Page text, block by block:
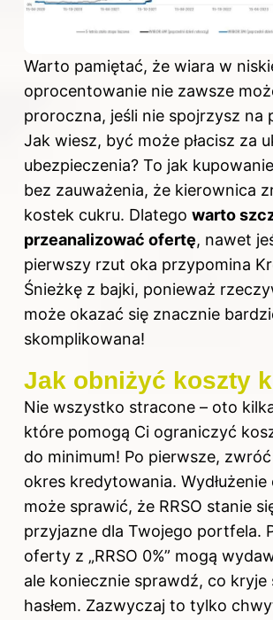
Warto pamiętać, że wiara w
oprocentowanie nie zawsze
proroczna, jeśli nie spojrzysz na
Jak wiesz, być może płacisz za
ubezpieczenia? To jak
bez zauważenia, że kierownica
kostek cukru. Dlatego warto
przeanalizować ofertę, nawet
pierwszy rzut oka przypomina
Śnieżkę z bajki, ponieważ
może okazać się znacznie
skomplikowana!
Jak obniżyć koszty
Nie wszystko stracone – oto
które pomogą Ci ograniczyć
do minimum! Po pierwsze,
okres kredytowania. Wydłużenie
może sprawić, że RRSO stanie
przyjazne dla Twojego portfela.
oferty z „RRSO 0%” mogą
ale koniecznie sprawdź, co kryje
hasłem. Zazwyczaj to tylko